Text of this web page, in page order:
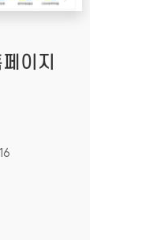
이지